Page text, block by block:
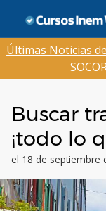
contenido
Últimas Noticias
Buscar
¡todo lo
el 18 de septiembre